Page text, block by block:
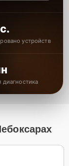
устройств
диагностика